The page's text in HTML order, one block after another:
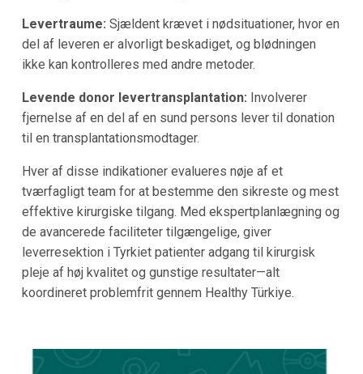
Levertraume: Sjældent krævet i nødsituationer, hvor en
del af leveren er alvorligt beskadiget, og blødningen
ikke kan kontrolleres med andre metoder.
Levende donor levertransplantation: Involverer
fjernelse af en del af en sund persons lever til donation
til en transplantationsmodtager.
Hver af disse indikationer evalueres nøje af et
tværfagligt team for at bestemme den sikreste og mest
effektive kirurgiske tilgang. Med ekspertplanlægning og
de avancerede faciliteter tilgængelige, giver
leverresektion i Tyrkiet patienter adgang til kirurgisk
pleje af høj kvalitet og gunstige resultater—alt
koordineret problemfrit gennem Healthy Türkiye.